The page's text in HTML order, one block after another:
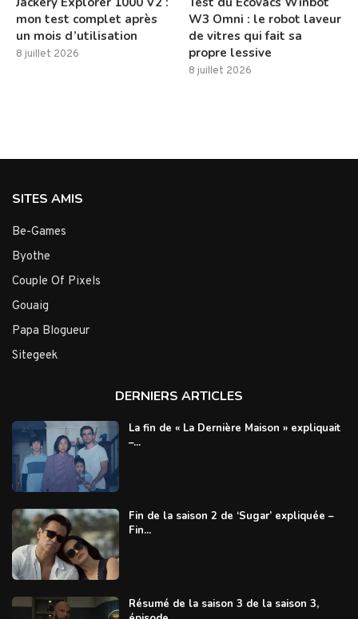
mon test complet après
un mois d’utilisation
8 juillet 2026
W3 Omni : le robot laveur
de vitres qui fait sa
propre lessive
8 juillet 2026
SITES AMIS
Be-Games
Byothe
Couple Of Pixels
Gouaig
Papa Blogueur
Sitegeek
DERNIERS ARTICLES
La fin de « La Dernière Maison » expliquait
–...
Fin de la saison 2 de ‘Sugar’ expliquée –
Fin...
Résumé de la saison 3 de la saison 3,